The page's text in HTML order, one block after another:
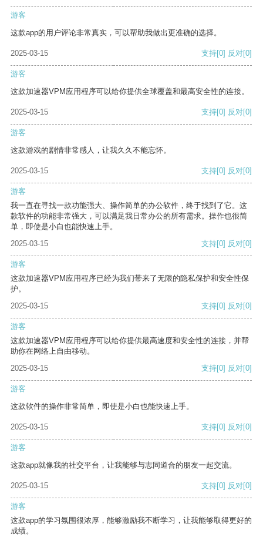
游客
这款app的用户评论非常真实，可以帮助我做出更准确的选择。
2025-03-15 支持[0] 反对[0]
游客
这款加速器VPM应用程序可以给你提供全球覆盖和最高安全性的连接。
2025-03-15 支持[0] 反对[0]
游客
这款游戏的剧情非常感人，让我久久不能忘怀。
2025-03-15 支持[0] 反对[0]
游客
我一直在寻找一款功能强大、操作简单的办公软件，终于找到了它。这
款软件的功能非常强大，可以满足我日常办公的所有需求。操作也很简
单，即使是小白也能快速上手。
2025-03-15
支持[0] 反对[0]
游客
这款加速器VPM应用程序已经为我们带来了无限的隐私保护和安全性保
护。
2025-03-15
支持[0] 反对[0]
游客
这款加速器VPM应用程序可以给你提供最高速度和安全性的连接，并帮
助你在网络上自由移动。
2025-03-15
支持[0] 反对[0]
游客
这款软件的操作非常简单，即使是小白也能快速上手。
2025-03-15 支持[0] 反对[0]
游客
这款app就像我的社交平台，让我能够与志同道合的朋友一起交流。
2025-03-15 支持[0] 反对[0]
游客
这款app的学习氛围很浓厚，能够激励我不断学习，让我能够取得更好的
成绩。